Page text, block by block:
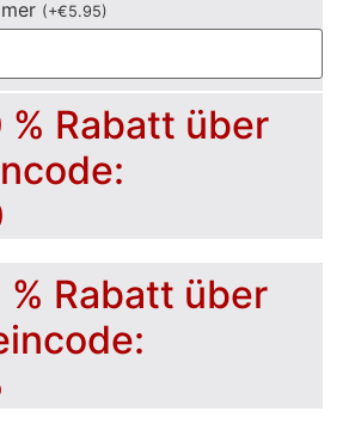
(+€5.95)
% Rabatt über
% Rabatt über